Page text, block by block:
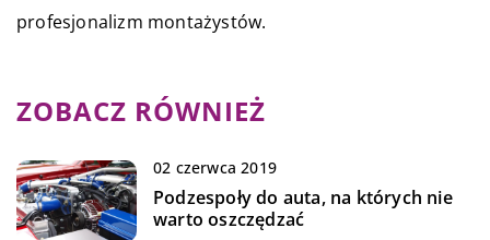
profesjonalizm montażystów.
ZOBACZ RÓWNIEŻ
02 czerwca 2019
Podzespoły do auta, na których nie
warto oszczędzać